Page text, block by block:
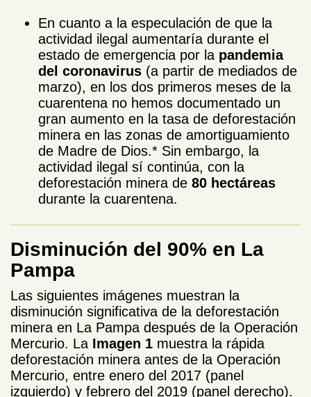
En cuanto a la especulación de que la
actividad ilegal aumentaría durante el
estado de emergencia por la pandemia
del coronavirus (a partir de mediados de
marzo), en los dos primeros meses de la
cuarentena no hemos documentado un
gran aumento en la tasa de deforestación
minera en las zonas de amortiguamiento
de Madre de Dios.* Sin embargo, la
actividad ilegal sí continúa, con la
deforestación minera de 80 hectáreas
durante la cuarentena.
Disminución del 90% en La
Pampa
Las siguientes imágenes muestran la
disminución significativa de la deforestación
minera en La Pampa después de la Operación
Mercurio. La Imagen 1 muestra la rápida
deforestación minera antes de la Operación
Mercurio, entre enero del 2017 (panel
izquierdo) y febrero del 2019 (panel derecho).